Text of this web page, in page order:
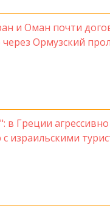
и Оман почти
Ормузский
Греции агрессивно
израильскими